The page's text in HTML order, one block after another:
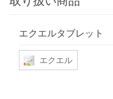
エクエルタブレット
エクエル